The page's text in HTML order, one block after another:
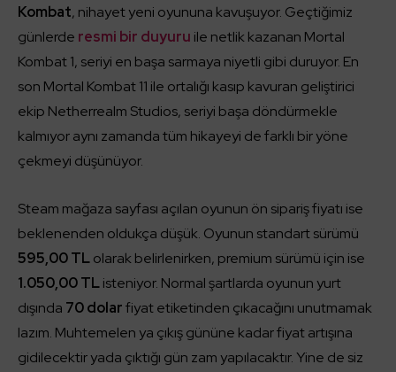
Kombat, nihayet yeni oyununa kavuşuyor. Geçtiğimiz
günlerde resmi bir duyuru ile netlik kazanan Mortal
Kombat 1, seriyi en başa sarmaya niyetli gibi duruyor. En
son Mortal Kombat 11 ile ortalığı kasıp kavuran geliştirici
ekip Netherrealm Studios, seriyi başa döndürmekle
kalmıyor aynı zamanda tüm hikayeyi de farklı bir yöne
çekmeyi düşünüyor.
Steam mağaza sayfası açılan oyunun ön sipariş fiyatı ise
beklenenden oldukça düşük. Oyunun standart sürümü
595,00 TLolarak belirlenirken, premium sürümü için ise
1.050,00 TListeniyor. Normal şartlarda oyunun yurt
dışında 70 dolarfiyat etiketinden çıkacağını unutmamak
lazım. Muhtemelen ya çıkış gününe kadar fiyat artışına
gidilecektir yada çıktığı gün zam yapılacaktır. Yine de siz